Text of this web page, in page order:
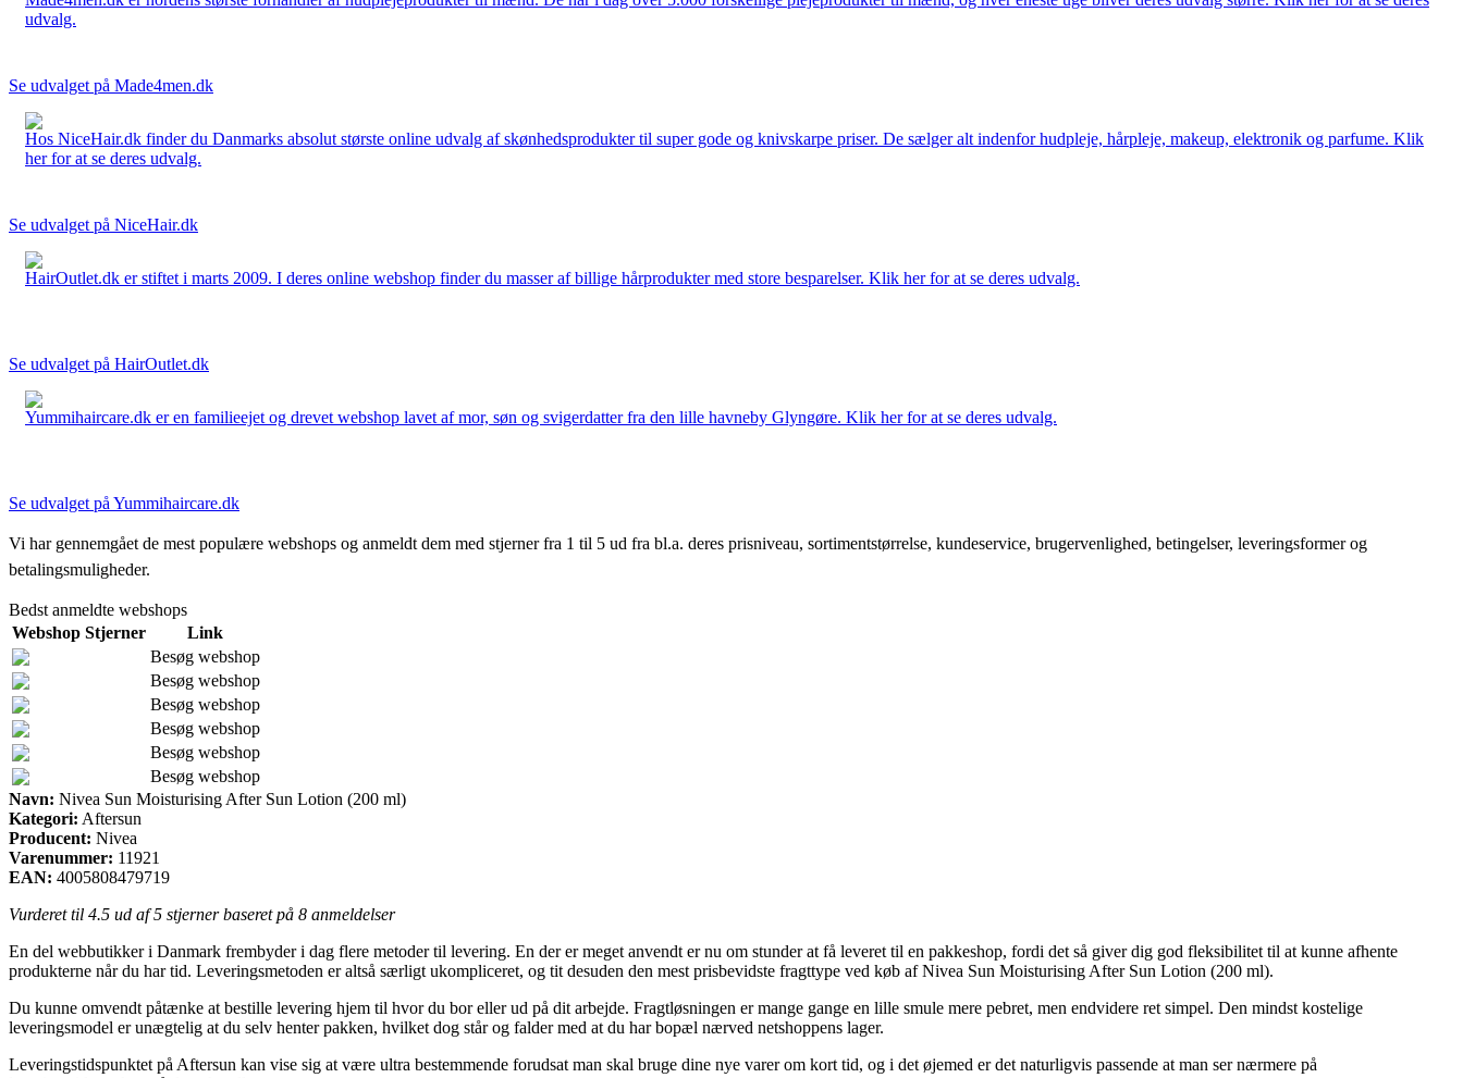
udvalg.
Se udvalget på Made4men.dk
Hos NiceHair.dk finder du Danmarks absolut største online udvalg af skønhedsprodukter til super gode og knivskarpe priser. De sælger alt indenfor hudpleje, hårpleje, makeup, elektronik og parfume. Klik
her for at se deres udvalg.
Se udvalget på NiceHair.dk
HairOutlet.dk er stiftet i marts 2009. I deres online webshop finder du masser af billige hårprodukter med store besparelser. Klik her for at se deres udvalg.
Se udvalget på HairOutlet.dk
Yummihaircare.dk er en familieejet og drevet webshop lavet af mor, søn og svigerdatter fra den lille havneby Glyngøre. Klik her for at se deres udvalg.
Se udvalget på Yummihaircare.dk
Vi har gennemgået de mest populære webshops og anmeldt dem med stjerner fra 1 til 5 ud fra bl.a. deres prisniveau, sortimentstørrelse, kundeservice, brugervenlighed, betingelser, leveringsformer og
betalingsmuligheder.
Bedst anmeldte webshops
Webshop Stjerner
Link
Besøg webshop
Besøg webshop
Besøg webshop
Besøg webshop
Besøg webshop
Besøg webshop
Navn: Nivea Sun Moisturising After Sun Lotion (200 ml)
Kategori: Aftersun
Producent: Nivea
Varenummer: 11921
EAN: 4005808479719
Vurderet til 4.5 ud af 5 stjerner baseret på 8 anmeldelser
En del webbutikker i Danmark frembyder i dag flere metoder til levering. En der er meget anvendt er nu om stunder at få leveret til en pakkeshop, fordi det så giver dig god fleksibilitet til at kunne afhente
produkterne når du har tid. Leveringsmetoden er altså særligt ukompliceret, og tit desuden den mest prisbevidste fragttype ved køb af Nivea Sun Moisturising After Sun Lotion (200 ml).
Du kunne omvendt påtænke at bestille levering hjem til hvor du bor eller ud på dit arbejde. Fragtløsningen er mange gange en lille smule mere pebret, men endvidere ret simpel. Den mindst kostelige
leveringsmodel er unægtelig at du selv henter pakken, hvilket dog står og falder med at du har bopæl nærved netshoppens lager.
Leveringstidspunktet på Aftersun kan vise sig at være ultra bestemmende forudsat man skal bruge dine nye varer om kort tid, og i det øjemed er det naturligvis passende at man ser nærmere på